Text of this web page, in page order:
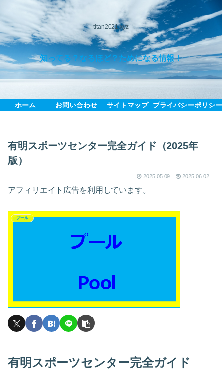
titan2021.xyz
知ってる？なるほど？ためになる情報！
ホーム お問い合わせ サイトマップ プライバシーポリシー
有明スポーツセンター完全ガイド（2025年
版）
2025.05.09 2025.06.02
アフィリエイト広告を利用しています。
プール
有明スポーツセンター完全ガイド